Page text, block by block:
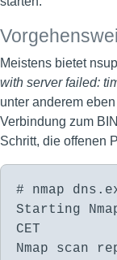
Meistens bietet
with server failed:
unter anderem
Verbindung zum
Schritt, die offenen
# nmap
Starting
CET
Nmap scan